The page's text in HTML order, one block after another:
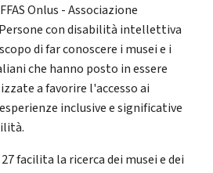
Onlus - Associazione
con disabilità intellettiva
di far conoscere i musei e i
che hanno posto in essere
a favorire l'accesso ai
inclusive e significative
facilita la ricerca dei musei e dei